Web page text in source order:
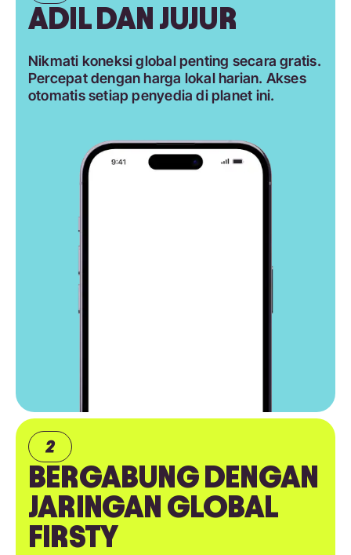
ADIL DAN JUJUR
Nikmati koneksi global penting secara gratis.
Percepat dengan harga lokal harian. Akses
otomatis setiap penyedia di planet ini.
BERGABUNG DENGAN
JARINGAN GLOBAL
FIRSTY